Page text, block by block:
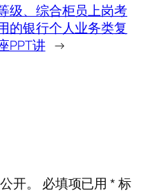
级、综合柜员上岗考
的银行个人业务类复
PPT讲 →
开。
必填项已用*标